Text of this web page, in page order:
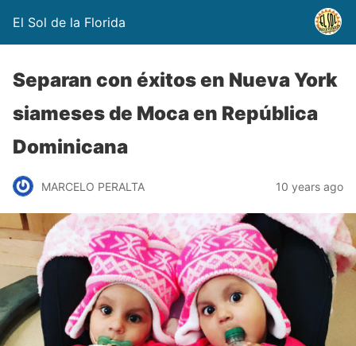
El Sol de la Florida
Separan con éxitos en Nueva York
siameses de Moca en República
Dominicana
MARCELO PERALTA 10 years ago